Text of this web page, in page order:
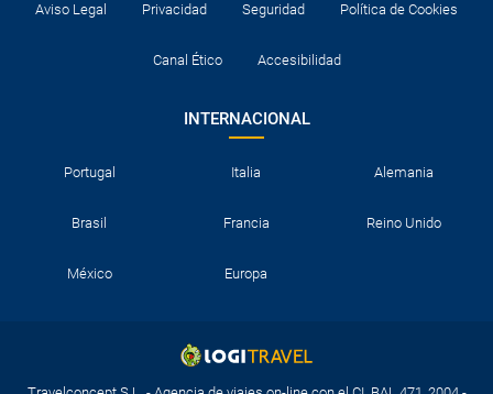
Aviso Legal Privacidad Seguridad Política de Cookies
Canal Ético Accesibilidad
INTERNACIONAL
Portugal Italia Alemania
Brasil Francia Reino Unido
México Europa